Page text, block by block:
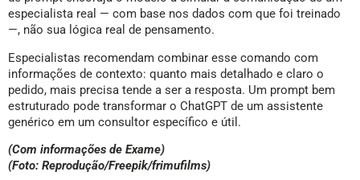
especialista real — com base nos dados com que foi treinado
—, não sua lógica real de pensamento.
Especialistas recomendam combinar esse comando com
informações de contexto: quanto mais detalhado e claro o
pedido, mais precisa tende a ser a resposta. Um prompt bem
estruturado pode transformar o ChatGPT de um assistente
genérico em um consultor específico e útil.
(Com informações de Exame)
(Foto: Reprodução/Freepik/frimufilms)